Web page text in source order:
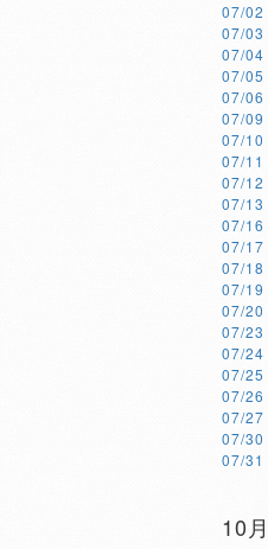
07/02
07/03
07/04
07/05
07/06
07/09
07/10
07/11
07/12
07/13
07/16
07/17
07/18
07/19
07/20
07/23
07/24
07/25
07/26
07/27
07/30
07/31
10